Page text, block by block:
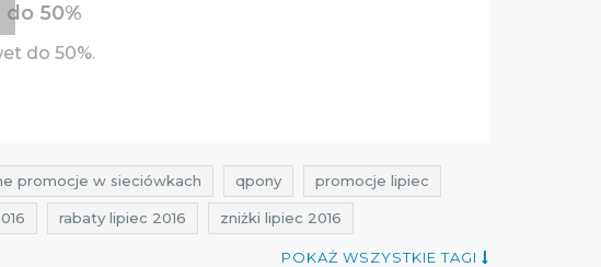
50%
do 50%.
promocje w sieciówkach qpony promocje lipiec
rabaty lipiec 2016 zniżki lipiec 2016
POKAŻ WSZYSTKIE TAGI